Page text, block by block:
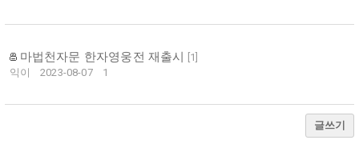
마법천자문 한자영웅전 재출시 1
익이
2023-08-07 1
글쓰기